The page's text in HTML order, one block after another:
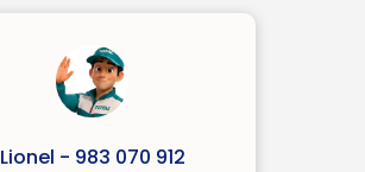
Lionel - 983 070 912